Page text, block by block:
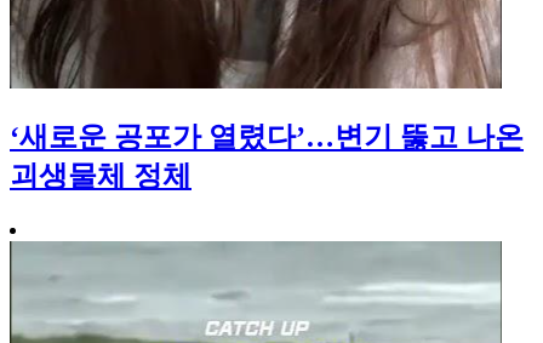
‘새로운 공포가 열렸다’…변기 뚫고 나온
괴생물체 정체